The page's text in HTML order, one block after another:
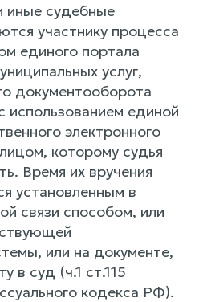
иные судебные
участнику процесса
единого портала
услуг,
документооборота
использованием единой
электронного
которому судья
Время их вручения
установленным в
связи способом, или
или на документе,
в суд (ч.1 ст.115
кодекса РФ).